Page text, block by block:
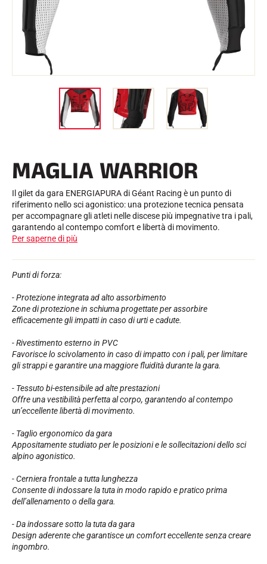
Occhiali da sole
Bastoni
Protezioni
Sci a rotelle
TESSILE
Tessili per lo sci alpino
Tessili Sci nordico
Tessili per biciclette
Biancheria intima
Cura dei tessuti
Stile di vita
TEMPISTICA
Transponder e loop
Cellule e rilevamento
Fotofinish
SOFTWARE
Scheda VOLA e chiave di protezione
Suite SkiAlp
Equestre Suite
Msports Suite
Scoreboard-Pro
l
l
o
MAGLIA WARRIOR
Il gilet da gara ENERGIAPURA di Géant Racing è un punto di
riferimento nello sci agonistico: una protezione tecnica pensata
per accompagnare gli atleti nelle discese più impegnative tra i pali,
garantendo al contempo comfort e libertà di movimento.
Per saperne di più
Punti di forza:
- Protezione integrata ad alto assorbimento
Zone di protezione in schiuma progettate per assorbire
efficacemente gli impatti in caso di urti e cadute.
- Rivestimento esterno in PVC
Favorisce lo scivolamento in caso di impatto con i pali, per limitare
gli strappi e garantire una maggiore fluidità durante la gara.
- Tessuto bi-estensibile ad alte prestazioni
Offre una vestibilità perfetta al corpo, garantendo al contempo
un’eccellente libertà di movimento.
- Taglio ergonomico da gara
Appositamente studiato per le posizioni e le sollecitazioni dello sci
alpino agonistico.
- Cerniera frontale a tutta lunghezza
Consente di indossare la tuta in modo rapido e pratico prima
dell’allenamento o della gara.
- Da indossare sotto la tuta da gara
Design aderente che garantisce un comfort eccellente senza creare
ingombro.